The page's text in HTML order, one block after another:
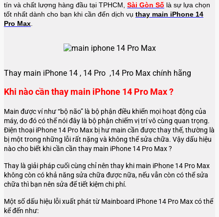
tín và chất lượng hàng đầu tại TPHCM, Sài Gòn Số là sự lựa chọn
tốt nhất dành cho bạn khi cần đến dịch vụ thay main iPhone 14
Pro Max
Thay main iPhone 14 , 14 Pro ,14 Pro Max chính hãng
Khi nào cần thay main iPhone 14 Pro Max ?
Main được ví như “bộ não” là bộ phận điều khiển mọi hoạt động của
máy, do đó có thể nói đây là bộ phận chiếm vị trí vô cùng quan trọng.
Điện thoại iPhone 14 Pro Max bị hư main cần được thay thế, thường là
bị một trong những lỗi rất nặng và không thể sửa chữa. Vậy dấu hiệu
nào cho biết khi cần cần thay main iPhone 14 Pro Max ?
Thay là giải pháp cuối cùng chỉ nên thay khi main iPhone 14 Pro Max
không còn có khả năng sửa chữa được nữa, nếu vẫn còn có thể sửa
chữa thì bạn nên sửa để tiết kiệm chi phí.
Một số dấu hiệu lỗi xuất phát từ Mainboard iPhone 14 Pro Max có thể
kể đến như: